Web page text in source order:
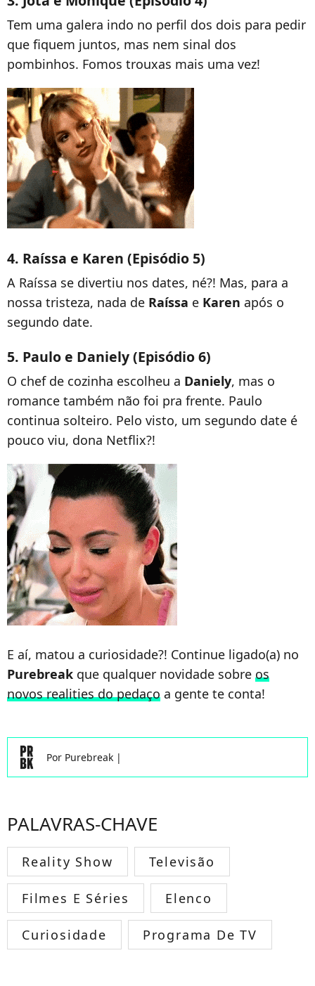
Tem uma galera indo no perfil dos dois para pedir
que fiquem juntos, mas nem sinal dos
pombinhos. Fomos trouxas mais uma vez!
4. Raíssa e Karen (Episódio 5)
A Raíssa se divertiu nos dates, né?! Mas, para a
nossa tristeza, nada de Raíssa e Karen após o
segundo date.
5. Paulo e Daniely (Episódio 6)
O chef de cozinha escolheu a Daniely, mas o
romance também não foi pra frente. Paulo
continua solteiro. Pelo visto, um segundo date é
pouco viu, dona Netflix?!
E aí, matou a curiosidade?! Continue ligado(a) no
Purebreak que qualquer novidade sobre os
novos realities do pedaço a gente te conta!
Por Purebreak |
PALAVRAS-CHAVE
Reality Show Televisão
Filmes E Séries Elenco
Curiosidade Programa De TV